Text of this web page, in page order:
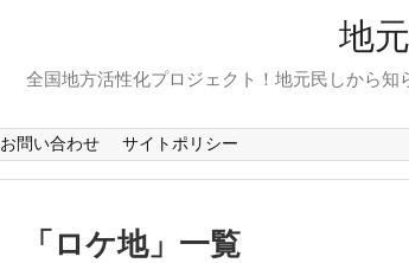
地
全国地方活性化プロジェクト！地元民しから
お問い合わせ サイトポリシー
「 ロケ地」 一覧